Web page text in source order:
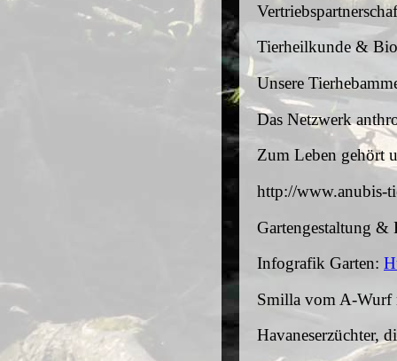
Tierheilkunde &
Unsere
Das Netzwerk
Zum Leben gehört
http://www.anubis-
Gartengestaltung &
Infografik Garten:
Smilla vom A-Wurf
Havaneserzüchter,